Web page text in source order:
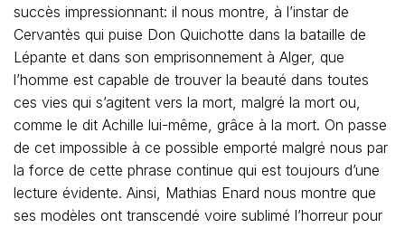
succès impressionnant: il nous montre, à l’instar de
Cervantès qui puise Don Quichotte dans la bataille de
Lépante et dans son emprisonnement à Alger, que
l’homme est capable de trouver la beauté dans toutes
ces vies qui s’agitent vers la mort, malgré la mort ou,
comme le dit Achille lui-même, grâce à la mort. On passe
de cet impossible à ce possible emporté malgré nous par
la force de cette phrase continue qui est toujours d’une
lecture évidente. Ainsi, Mathias Enard nous montre que
ses modèles ont transcendé voire sublimé l’horreur pour